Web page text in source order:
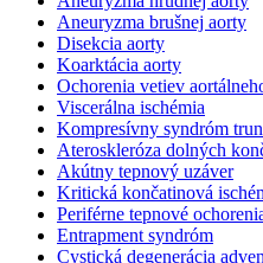
Aneuryzma brušnej aorty
Disekcia aorty
Koarktácia aorty
Ochorenia vetiev
Viscerálna ischémia
Kompresívny syndróm
Ateroskleróza dolných
Akútny tepnový uzáver
Kritická končatinová
Periférne tepnové
Entrapment syndróm
Cystická degenerácia